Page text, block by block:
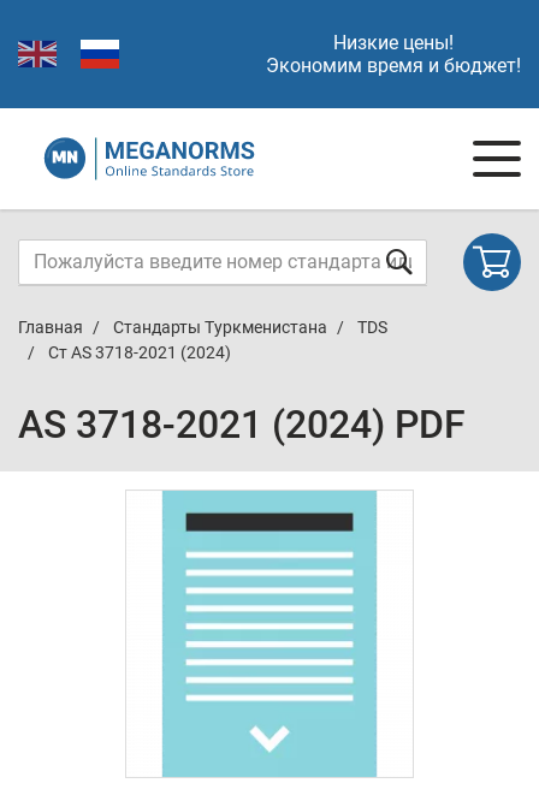
Низкие цены!
Экономим время и бюджет!
Главная Стандарты Туркменистана
TDS
Ст AS 3718-2021 (2024)
AS 3718-2021 (2024) PDF